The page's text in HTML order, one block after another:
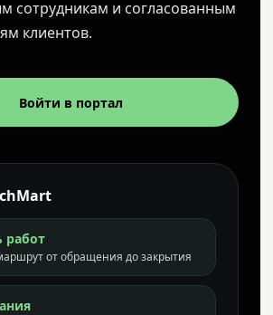
сотрудникам и согласованным
клиентов.
Войти в портал
работ
от обращения до закрытия